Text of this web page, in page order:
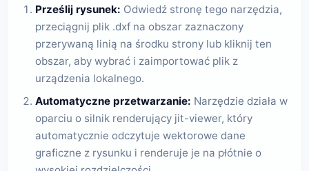
Prześlij rysunek: Odwiedź stronę tego narzędzia,
przeciągnij plik .dxf na obszar zaznaczony
przerywaną linią na środku strony lub kliknij ten
obszar, aby wybrać i zaimportować plik z
urządzenia lokalnego.
Automatyczne przetwarzanie: Narzędzie działa w
oparciu o silnik renderujący jit-viewer, który
automatycznie odczytuje wektorowe dane
graficzne z rysunku i renderuje je na płótnie o